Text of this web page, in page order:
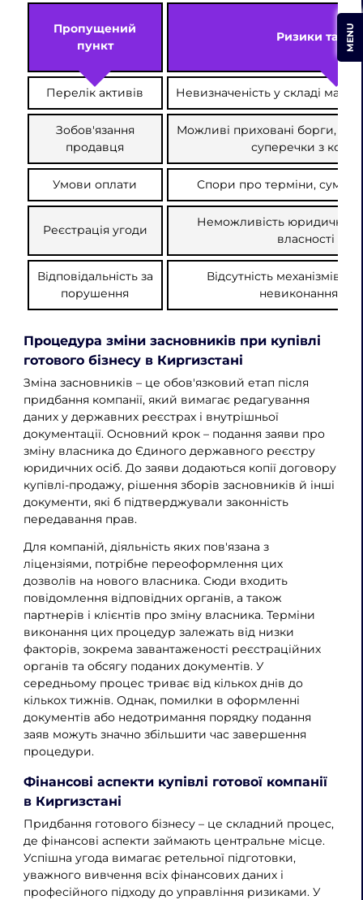
Пропущений
пункт
Ризики та
Перелік активів Невизначеність у складі
Зобов'язання
продавця
Можливі приховані борги,
суперечки з
Умови оплати Спори про терміни, суми
Реєстрація угоди
Неможливість
власності на
Відповідальність за
порушення
Відсутність механізмів
невиконання
Процедура зміни засновників при купівлі
готового бізнесу в Киргизстані
Зміна засновників – це обов'язковий етап після
придбання компанії, який вимагає редагування
даних у державних реєстрах і внутрішньої
документації. Основний крок – подання заяви про
зміну власника до Єдиного державного реєстру
юридичних осіб. До заяви додаються копії договору
купівлі-продажу, рішення зборів засновників й інші
документи, які б підтверджували законність
передавання прав.
Для компаній, діяльність яких пов'язана з
ліцензіями, потрібне переоформлення цих
дозволів на нового власника. Сюди входить
повідомлення відповідних органів, а також
партнерів і клієнтів про зміну власника. Терміни
виконання цих процедур залежать від низки
факторів, зокрема завантаженості реєстраційних
органів та обсягу поданих документів. У
середньому процес триває від кількох днів до
кількох тижнів. Однак, помилки в оформленні
документів або недотримання порядку подання
заяв можуть значно збільшити час завершення
процедури.
Фінансові аспекти купівлі готової компанії
в Киргизстані
Придбання готового бізнесу – це складний процес,
де фінансові аспекти займають центральне місце.
Успішна угода вимагає ретельної підготовки,
уважного вивчення всіх фінансових даних і
професійного підходу до управління ризиками. У
MENU